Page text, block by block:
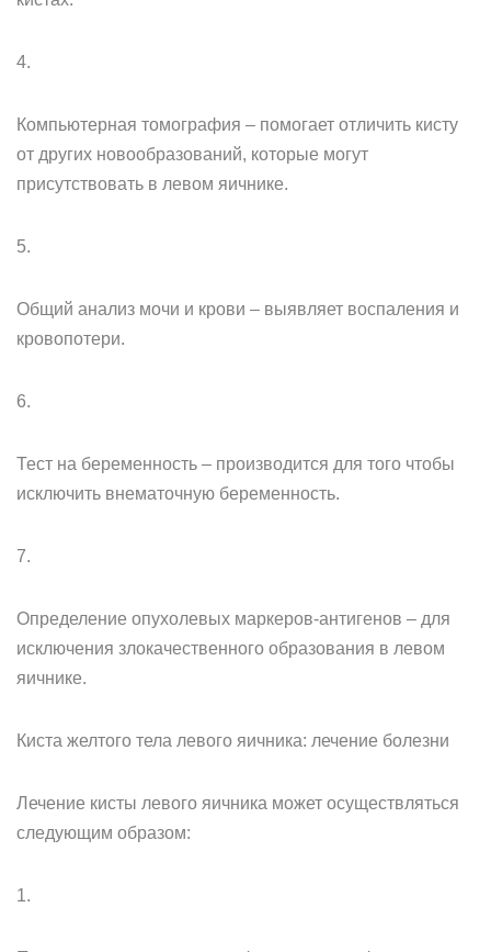
4.
Компьютерная томография – помогает отличить кисту
от других новообразований, которые могут
присутствовать в левом яичнике.
5.
Общий анализ мочи и крови – выявляет воспаления и
кровопотери.
6.
Тест на беременность – производится для того чтобы
исключить внематочную беременность.
7.
Определение опухолевых маркеров-антигенов – для
исключения злокачественного образования в левом
яичнике.
Киста желтого тела левого яичника: лечение болезни
Лечение кисты левого яичника может осуществляться
следующим образом:
1.